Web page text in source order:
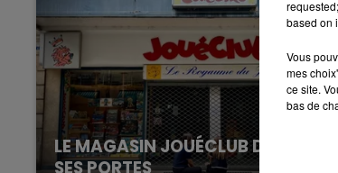
LE MAGASIN JOUÉCLUB DE REIMS
based on
Vous
mes
ce site.
bas de